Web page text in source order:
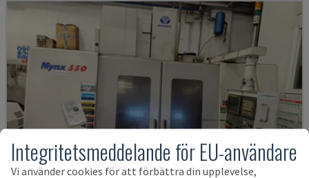
Integritetsmeddelande för EU-användare
Vi använder cookies för att förbättra din upplevelse,